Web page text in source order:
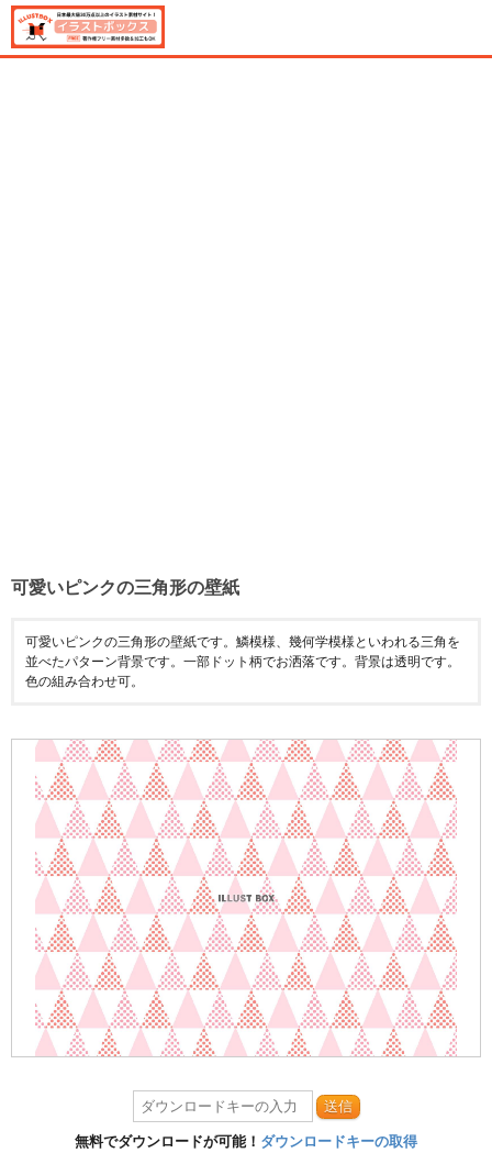
可愛いピンクの三角形の壁紙
可愛いピンクの三角形の壁紙です。鱗模様、幾何学模様といわれる三角を
並べたパターン背景です。一部ドット柄でお洒落です。背景は透明です。
色の組み合わせ可。
送信
無料でダウンロードが可能！ ダウンロードキーの取得